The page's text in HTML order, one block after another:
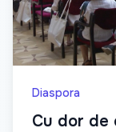
Diaspora
Cu dor de